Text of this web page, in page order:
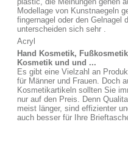
Modellage von Kunstnaegeln
fingernagel oder den Gelnagel
unterscheiden sich sehr .
Acryl
Hand Kosmetik,
Kosmetik und und ...
Es gibt eine Vielzahl an
für Männer und Frauen. Doch
Kosmetikartikeln sollten Sie
nur auf den Preis. Denn
meist länger, sind effizienter
auch besser für Ihre